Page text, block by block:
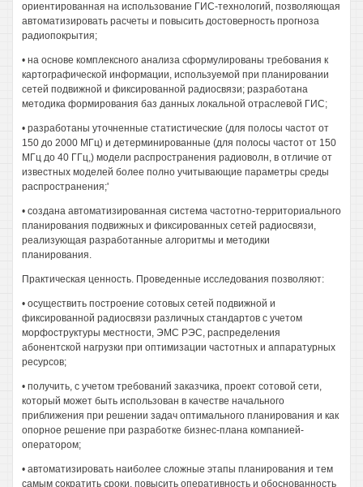
ориентированная на использование ГИС-технологий, позволяющая
автоматизировать расчеты и повысить достоверность прогноза
радиопокрытия;
• на основе комплексного анализа сформулированы требования к
картографической информации, используемой при планировании
сетей подвижной и фиксированной радиосвязи; разработана
методика формирования баз данных локальной отраслевой ГИС;
• разработаны уточненные статистические (для полосы частот от
150 до 2000 МГц) и детерминированные (для полосы частот от 150
МГц до 40 ГГц,) модели распространения радиоволн, в отличие от
известных моделей более полно учитывающие параметры среды
распространения;'
• создана автоматизированная система частотно-территориального
планирования подвижных и фиксированных сетей радиосвязи,
реализующая разработанные алгоритмы и методики
планирования.
Практическая ценность. Проведенные исследования позволяют:
• осуществить построение сотовых сетей подвижной и
фиксированной радиосвязи различных стандартов с учетом
морфоструктуры местности, ЭМС РЭС, распределения
абонентской нагрузки при оптимизации частотных и аппаратурных
ресурсов;
• получить, с учетом требований заказчика, проект сотовой сети,
который может быть использован в качестве начального
приближения при решении задач оптимального планирования и как
опорное решение при разработке бизнес-плана компанией-
оператором;
• автоматизировать наиболее сложные этапы планирования и тем
самым сократить сроки, повысить оперативность и обоснованность